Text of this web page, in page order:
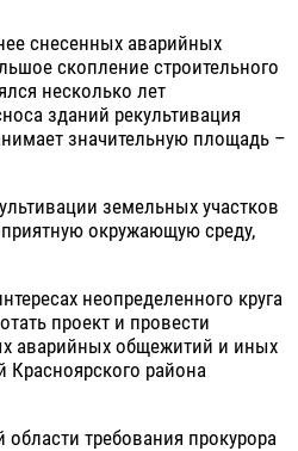
снесенных аварийных
скопление строительного
несколько лет
зданий рекультивация
значительную площадь –
земельных участков
окружающую среду,
неопределенного круга
проект и провести
аварийных общежитий и иных
района
требования прокурора